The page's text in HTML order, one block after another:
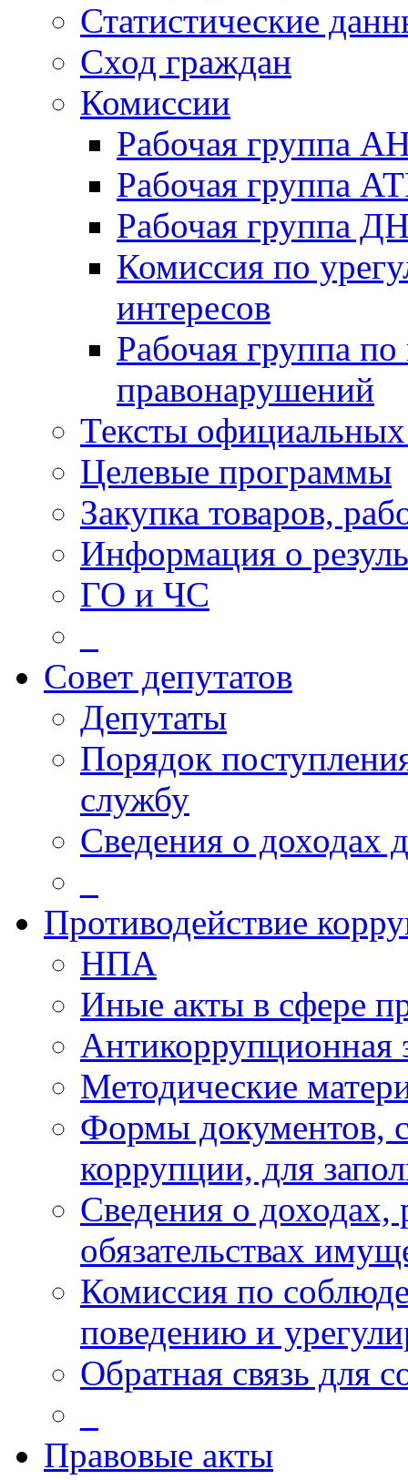
Статистические
Сход граждан
Комиссии
Рабочая группа
Рабочая группа
Рабочая группа
Комиссия по
интересов
Рабочая группа
правонарушений
Тексты
Целевые программы
Закупка товаров,
Информация о
ГО и ЧС
Совет депутатов
Депутаты
Порядок
службу
Сведения о доходах
Противодействие
НПА
Иные акты в сфере
Антикоррупционная
Методические
Формы документов,
коррупции, для
Сведения о доходах,
обязательствах
Комиссия по
поведению и
Обратная связь для
Правовые акты